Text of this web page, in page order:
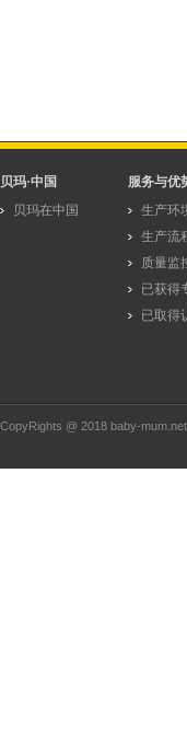
贝玛·中国
贝玛在中国
服务与优
生产环
生产流
质量监
已获得
已取得
CopyRights @ 2018 baby-